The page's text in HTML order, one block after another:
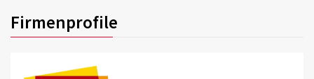
Firmenprofile